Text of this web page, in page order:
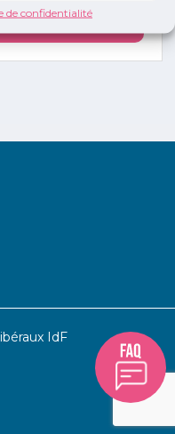
de confidentialité
IdF